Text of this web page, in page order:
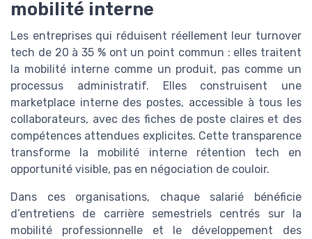
mobilité interne
Les entreprises qui réduisent réellement leur turnover
tech de 20 à 35 % ont un point commun : elles traitent
la mobilité interne comme un produit, pas comme un
processus administratif. Elles construisent une
marketplace interne des postes, accessible à tous les
collaborateurs, avec des fiches de poste claires et des
compétences attendues explicites. Cette transparence
transforme la mobilité interne rétention tech en
opportunité visible, pas en négociation de couloir.
Dans ces organisations, chaque salarié bénéficie
d’entretiens de carrière semestriels centrés sur la
mobilité professionnelle et le développement des